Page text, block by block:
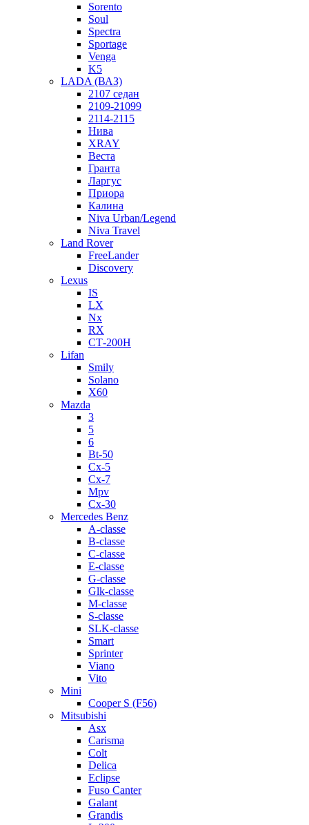
Sorento
Soul
Spectra
Sportage
Venga
K5
LADA (ВАЗ)
2107 седан
2109-21099
2114-2115
Нива
XRAY
Веста
Гранта
Ларгус
Приора
Калина
Niva Urban/Legend
Niva Travel
Land Rover
FreeLander
Discovery
Lexus
IS
LX
Nx
RX
СТ-200H
Lifan
Smily
Solano
X60
Mazda
3
5
6
Bt-50
Cx-5
Cx-7
Mpv
Cx-30
Mercedes Benz
A-classe
B-classe
C-classe
E-classe
G-classe
Glk-classe
M-classe
S-classe
SLK-classe
Smart
Sprinter
Viano
Vito
Mini
Cooper S (F56)
Mitsubishi
Asx
Carisma
Colt
Delica
Eclipse
Fuso Canter
Galant
Grandis